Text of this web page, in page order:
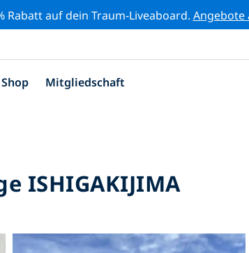
Rabatt auf dein Traum-Liveaboard. Angebote
Shop Mitgliedschaft
ISHIGAKIJIMA